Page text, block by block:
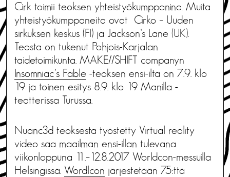
Cirk toimii teoksen yhteistyökumppanina. Muita
yhteistyökumppaneita ovat Cirko – Uuden
sirkuksen keskus (FI) ja Jackson’s Lane (UK).
Teosta on tukenut Pohjois-Karjalan
taidetoimikunta. MAKE//SHIFT companyn
Insomniac’s Fable -teoksen ensi-ilta on 7.9. klo
19 ja toinen esitys 8.9. klo 19 Manilla -
teatterissa Turussa.
Nuanc3d teoksesta työstetty Virtual reality
video saa maailman ensi-illan tulevana
viikonloppuna 11.–12.8.2017 Worldcon-messuilla
Helsingissä. Wordlcon järjestetään 75:ttä